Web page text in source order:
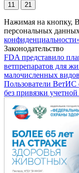
11 21
Нажимая на кнопку,
персональных
Законодательство
FDA представило
ветпрепаратов для
малочисленных видов
Пользователи ВетИС
без привязки